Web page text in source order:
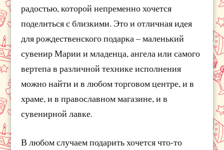
радостью, которой непременно хочется
поделиться с близкими. Это и отличная идея
для рождественского подарка – маленький
сувенир Марии и младенца, ангела или самого
вертепа в различной технике исполнения
можно найти и в любом торговом центре, и в
храме, и в православном магазине, и в
сувенирной лавке.
В любом случаем подарить хочется что-то